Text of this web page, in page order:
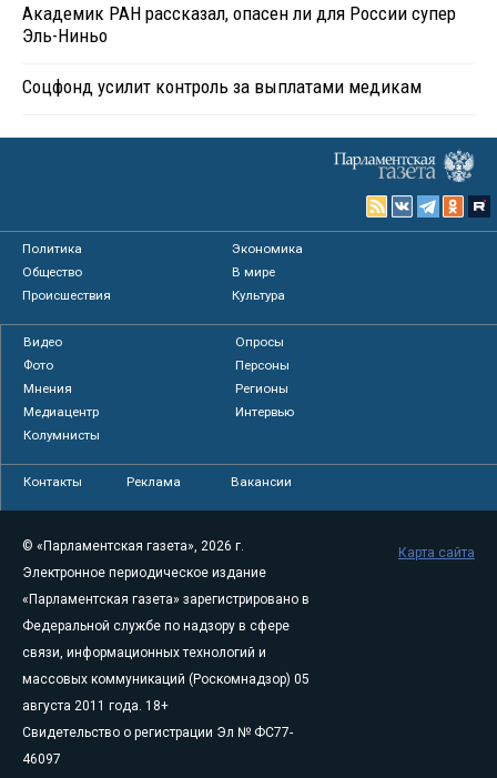
Академик РАН рассказал, опасен ли для России супер
Эль-Ниньо
Соцфонд усилит контроль за выплатами медикам
Политика
Экономика
Общество
В мире
Происшествия
Культура
Видео
Опросы
Фото
Персоны
Мнения
Регионы
Медиацентр
Интервью
Колумнисты
Контакты Реклама Вакансии
© «Парламентская газета», 2026 г.
Электронное периодическое издание
«Парламентская газета» зарегистрировано в
Федеральной службе по надзору в сфере
связи, информационных технологий и
массовых коммуникаций (Роскомнадзор) 05
августа 2011 года. 18+
Свидетельство о регистрации Эл № ФС77-
46097
Карта сайта